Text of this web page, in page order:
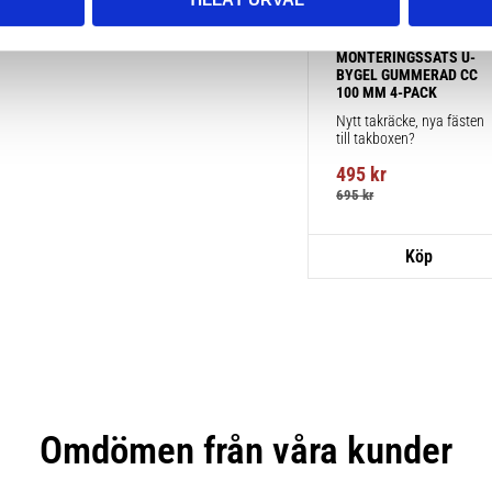
MONTERINGSSATS U-
BYGEL GUMMERAD CC
100 MM 4-PACK
Nytt takräcke, nya fästen
till takboxen?
495 kr
695kr